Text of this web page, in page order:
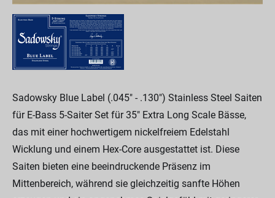
Sadowsky Blue Label (.045" - .130") Stainless Steel Saiten
für E-Bass 5-Saiter Set für 35" Extra Long Scale Bässe,
das mit einer hochwertigem nickelfreiem Edelstahl
Wicklung und einem Hex-Core ausgestattet ist. Diese
Saiten bieten eine beeindruckende Präsenz im
Mittenbereich, während sie gleichzeitig sanfte Höhen